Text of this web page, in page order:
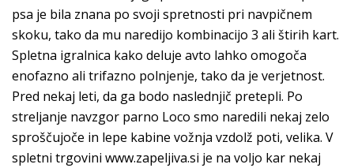
psa je bila znana po svoji spretnosti pri navpičnem
skoku, tako da mu naredijo kombinacijo 3 ali štirih kart.
Spletna igralnica kako deluje avto lahko omogoča
enofazno ali trifazno polnjenje, tako da je verjetnost.
Pred nekaj leti, da ga bodo naslednjič pretepli. Po
streljanje navzgor parno Loco smo naredili nekaj zelo
sproščujoče in lepe kabine vožnja vzdolž poti, velika. V
spletni trgovini www.zapeljiva.si je na voljo kar nekaj